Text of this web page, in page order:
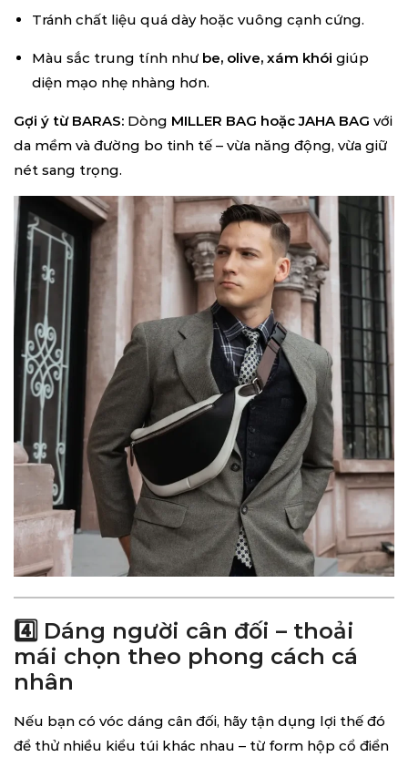
Tránh chất liệu quá dày hoặc vuông cạnh cứng.
Màu sắc trung tính như be, olive, xám khói giúp
diện mạo nhẹ nhàng hơn.
Gợi ý từ BARAS: Dòng MILLER BAG hoặc JAHA BAG với
da mềm và đường bo tinh tế – vừa năng động, vừa giữ
nét sang trọng.
4️⃣ Dáng người cân đối – thoải
mái chọn theo phong cách cá
nhân
Nếu bạn có vóc dáng cân đối, hãy tận dụng lợi thế đó
để thử nhiều kiểu túi khác nhau – từ form hộp cổ điển